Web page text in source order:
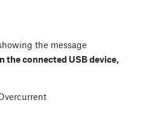
the message
the connected USB device,